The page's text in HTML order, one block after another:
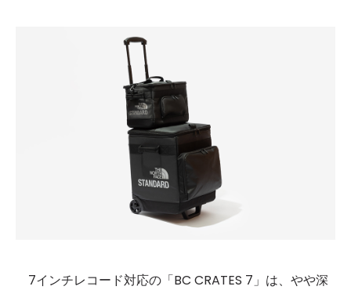
7インチレコード対応の「BC CRATES 7」は、やや深